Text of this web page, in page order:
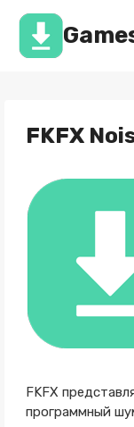
Перейти
содержимому
FKFX
FKFX
программный